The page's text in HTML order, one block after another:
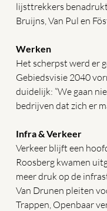
lijsttrekkers
Bruijns, Van Pul en
Werken
Het scherpst werd er
Gebiedsvisie 2040
duidelijk: “We gaan
bedrijven dat zich er
Infra & Verkeer
Verkeer blijft een
Roosberg kwamen
meer druk op de
Van Drunen pleiten
Trappen, Openbaar